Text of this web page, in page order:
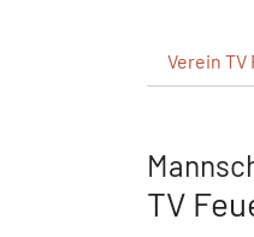
Verein TV
TV